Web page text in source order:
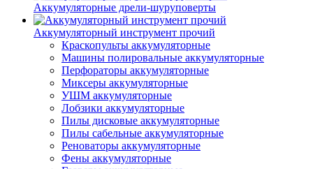
Аккумуляторные дрели-шуруповерты
Аккумуляторный инструмент прочий
Краскопульты аккумуляторные
Машины полировальные аккумуляторные
Перфораторы аккумуляторные
Миксеры аккумуляторные
УШМ аккумуляторные
Лобзики аккумуляторные
Пилы дисковые аккумуляторные
Пилы сабельные аккумуляторные
Реноваторы аккумуляторные
Фены аккумуляторные